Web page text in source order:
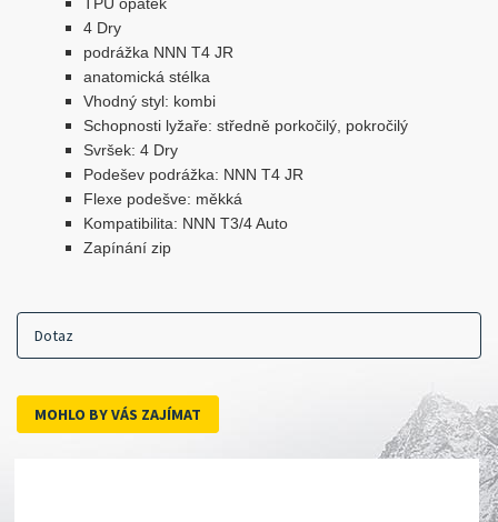
4 Dry
podrážka NNN T4 JR
anatomická stélka
Vhodný styl: kombi
Schopnosti lyžaře: středně porkočilý, pokročilý
Svršek: 4 Dry
Podešev podrážka: NNN T4 JR
Flexe podešve: měkká
Kompatibilita: NNN T3/4 Auto
Zapínání zip
Dotaz
MOHLO BY VÁS ZAJÍMAT